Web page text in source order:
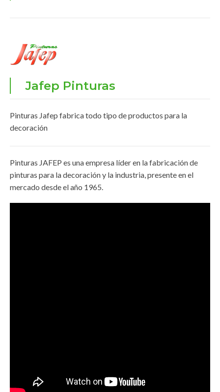
Jafep Pinturas
Pinturas Jafep fabrica todo tipo de productos para la
decoración
Pinturas JAFEP es una empresa líder en la fabricación de
pinturas para la decoración y la industria, presente en el
mercado desde el año 1965.